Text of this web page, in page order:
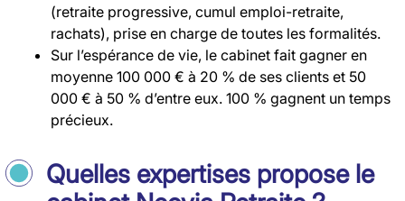
(retraite progressive, cumul emploi-retraite,
rachats), prise en charge de toutes les formalités.
Sur l’espérance de vie, le cabinet fait gagner en
moyenne 100 000 € à 20 % de ses clients et 50
000 € à 50 % d’entre eux. 100 % gagnent un temps
précieux.
Quelles expertises propose le